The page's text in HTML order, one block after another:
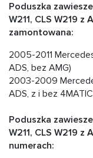
Poduszka
W211, CLS W219
zamontowana:
2005-2011
ADS, bez AMG)
2003-2009
ADS, z i bez
Poduszka
W211, CLS W219
numerach: